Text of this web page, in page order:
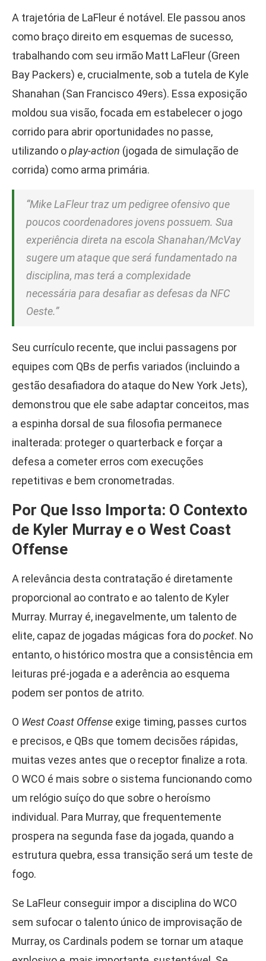
A trajetória de LaFleur é notável. Ele passou anos
como braço direito em esquemas de sucesso,
trabalhando com seu irmão Matt LaFleur (Green
Bay Packers) e, crucialmente, sob a tutela de Kyle
Shanahan (San Francisco 49ers). Essa exposição
moldou sua visão, focada em estabelecer o jogo
corrido para abrir oportunidades no passe,
utilizando oplay-action (jogada de simulação de
corrida) como arma primária.
“Mike LaFleur traz um pedigree ofensivo que
poucos coordenadores jovens possuem. Sua
experiência direta na escola Shanahan/McVay
sugere um ataque que será fundamentado na
disciplina, mas terá a complexidade
necessária para desafiar as defesas da NFC
Oeste.”
Seu currículo recente, que inclui passagens por
equipes com QBs de perfis variados (incluindo a
gestão desafiadora do ataque do New York Jets),
demonstrou que ele sabe adaptar conceitos, mas
a espinha dorsal de sua filosofia permanece
inalterada: proteger o quarterback e forçar a
defesa a cometer erros com execuções
repetitivas e bem cronometradas.
Por Que Isso Importa: O Contexto
de Kyler Murray e o West Coast
Offense
A relevância desta contratação é diretamente
proporcional ao contrato e ao talento de Kyler
Murray. Murray é, inegavelmente, um talento de
elite, capaz de jogadas mágicas fora dopocket. No
entanto, o histórico mostra que a consistência em
leituras pré-jogada e a aderência ao esquema
podem ser pontos de atrito.
O West Coast Offense exige timing, passes curtos
e precisos, e QBs que tomem decisões rápidas,
muitas vezes antes que o receptor finalize a rota.
O WCO é mais sobre o sistema funcionando como
um relógio suíço do que sobre o heroísmo
individual. Para Murray, que frequentemente
prospera na segunda fase da jogada, quando a
estrutura quebra, essa transição será um teste de
fogo.
Se LaFleur conseguir impor a disciplina do WCO
sem sufocar o talento único de improvisação de
Murray, os Cardinals podem se tornar um ataque